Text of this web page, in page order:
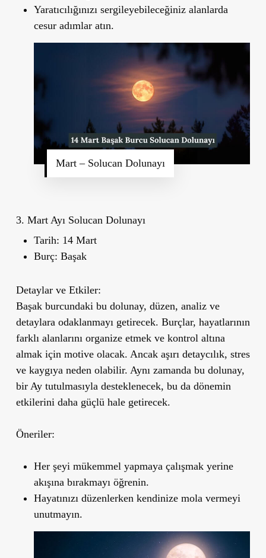
Yaratıcılığınızı sergileyebileceğiniz alanlarda
cesur adımlar atın.
Mart – Solucan Dolunayı
3. Mart Ayı Solucan Dolunayı
Tarih: 14 Mart
Burç: Başak
Detaylar ve Etkiler:
Başak burcundaki bu dolunay, düzen, analiz ve
detaylara odaklanmayı getirecek. Burçlar, hayatlarının
farklı alanlarını organize etmek ve kontrol altına
almak için motive olacak. Ancak aşırı detaycılık, stres
ve kaygıya neden olabilir. Aynı zamanda bu dolunay,
bir Ay tutulmasıyla desteklenecek, bu da dönemin
etkilerini daha güçlü hale getirecek.
Öneriler:
Her şeyi mükemmel yapmaya çalışmak yerine
akışına bırakmayı öğrenin.
Hayatınızı düzenlerken kendinize mola vermeyi
unutmayın.